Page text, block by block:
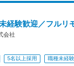
駅、和光市駅、鶴見駅、
橋駅、北越谷駅、国際展示
池袋駅、新高島駅、二重
、岩本町駅、京成西船駅
新丸子駅、北品川駅、京
スカイツリー駅、東銀座
仏駅、菊川駅(東京都)、
経験歓迎／フルリ
会社
5名以上採用
職種未経